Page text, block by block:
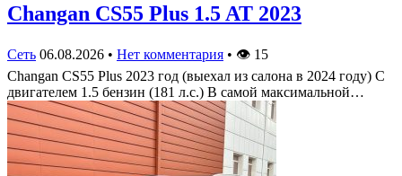
Changan CS55 Plus 1.5 AT 2023
Сеть 06.08.2026 • Нет комментария • 👁 15
Changan CS55 Plus 2023 год (выехал из салона в 2024 году) С
двигателем 1.5 бензин (181 л.с.) В самой максимальной…